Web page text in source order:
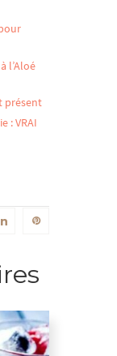
l’Aloé
présent
: VRAI